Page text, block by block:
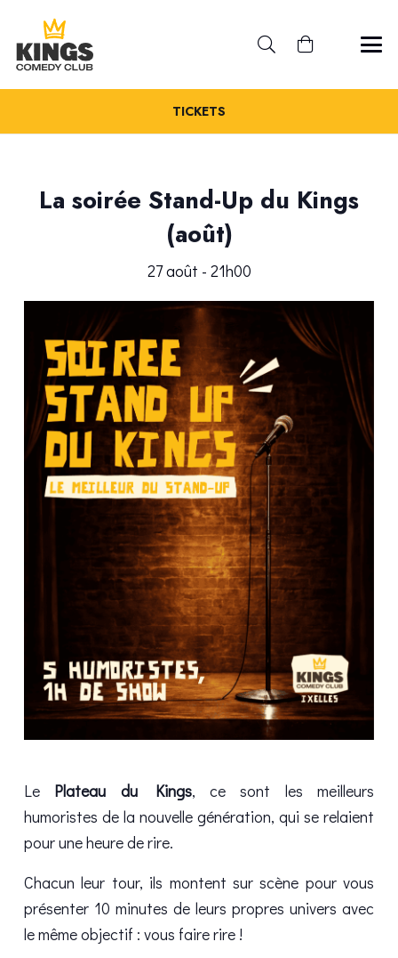
TICKETS
La soirée Stand-Up du Kings
(août)
27 août - 21h00
Le Plateau du Kings, ce sont les meilleurs
humoristes de la nouvelle génération, qui se relaient
pour une heure de rire.
Chacun leur tour, ils montent sur scène pour vous
présenter 10 minutes de leurs propres univers avec
le même objectif : vous faire rire !